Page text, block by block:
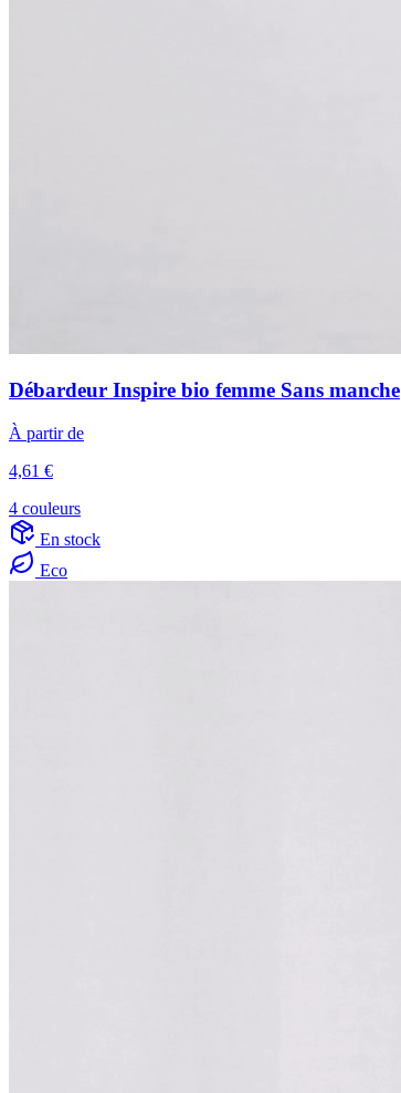
Débardeur Inspire bio femme Sans manche
À partir de
4,61 €
4 couleurs
En stock
Eco